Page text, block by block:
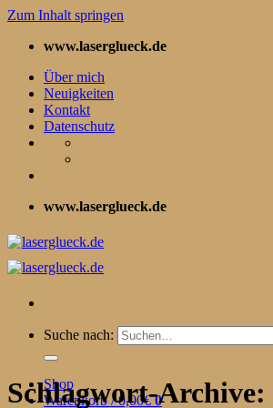
Zum Inhalt springen
www.laserglueck.de
Über mich
Neuigkeiten
Kontakt
Datenschutz
www.laserglueck.de
Suche nach:
Shop
Warenkorb /0,00€ 0
Schlagwort-Archive: